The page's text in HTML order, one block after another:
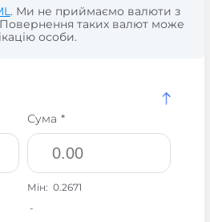
. Ми не приймаємо валюти з
таких валют може
особи.
Сума *
Мін: 0.2671
-